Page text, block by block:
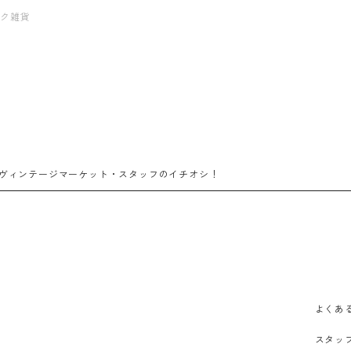
雑貨
ィンテージマーケット・スタッフのイチオシ！
よくあ
スタッ